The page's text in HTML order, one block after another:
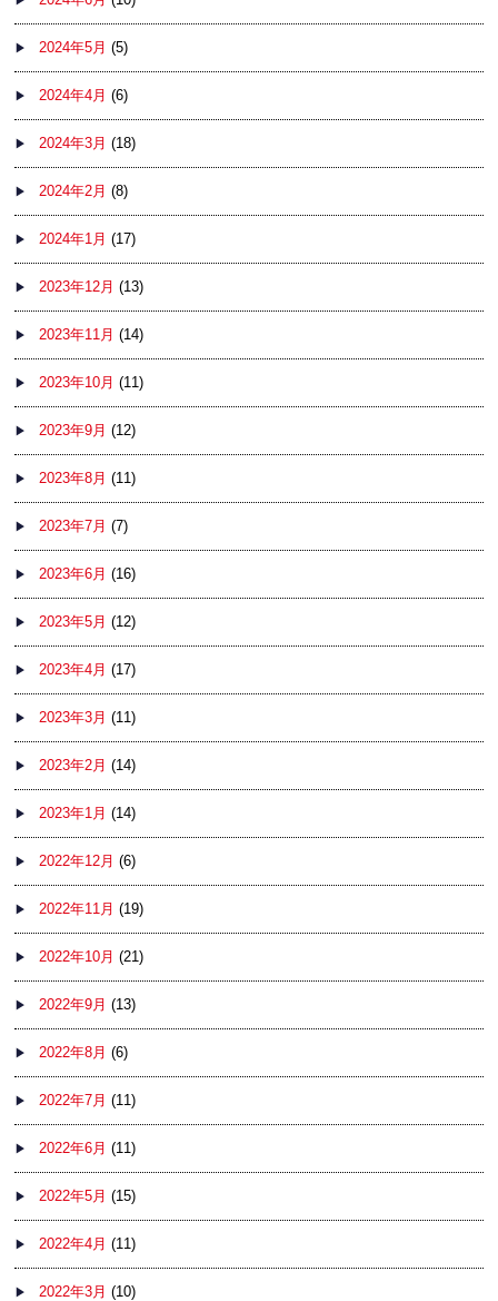
2024年5月 (5)
2024年4月 (6)
2024年3月 (18)
2024年2月 (8)
2024年1月 (17)
2023年12月 (13)
2023年11月 (14)
2023年10月 (11)
2023年9月 (12)
2023年8月 (11)
2023年7月 (7)
2023年6月 (16)
2023年5月 (12)
2023年4月 (17)
2023年3月 (11)
2023年2月 (14)
2023年1月 (14)
2022年12月 (6)
2022年11月 (19)
2022年10月 (21)
2022年9月 (13)
2022年8月 (6)
2022年7月 (11)
2022年6月 (11)
2022年5月 (15)
2022年4月 (11)
2022年3月 (10)